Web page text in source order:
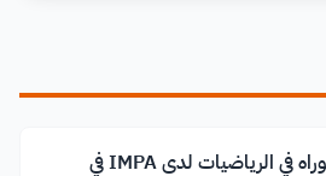
فرصة بحثية لما بعد الدكتوراه في الرياضيات لدى IMPA في